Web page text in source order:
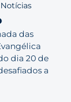
Notícias
das
dia 20 de
a